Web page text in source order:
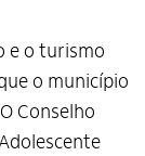
e o turismo
o município
Conselho